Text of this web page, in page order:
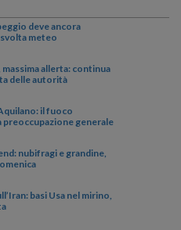
deve ancora
meteo
allerta: continua
delle autorità
il fuoco
preoccupazione generale
nubifragi e grandine,
basi Usa nel mirino,